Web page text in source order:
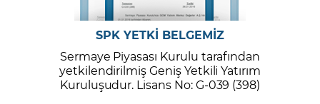
SPK YETKİ BELGEMİZ
Sermaye Piyasası Kurulu tarafından
yetkilendirilmiş Geniş Yetkili Yatırım
Kuruluşudur. Lisans No: G-039 (398)